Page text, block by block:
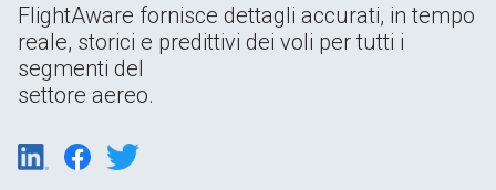
FlightAware fornisce dettagli accurati, in tempo
reale, storici e predittivi dei voli per tutti i
segmenti del
settore aereo.